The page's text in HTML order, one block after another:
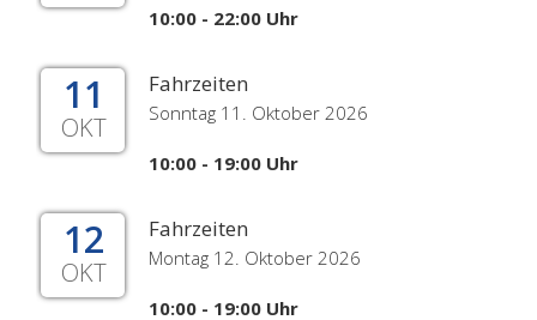
10:00 - 22:00 Uhr
11
OKT
Fahrzeiten
Sonntag 11. Oktober 2026
10:00 - 19:00 Uhr
12
OKT
Fahrzeiten
Montag 12. Oktober 2026
10:00 - 19:00 Uhr